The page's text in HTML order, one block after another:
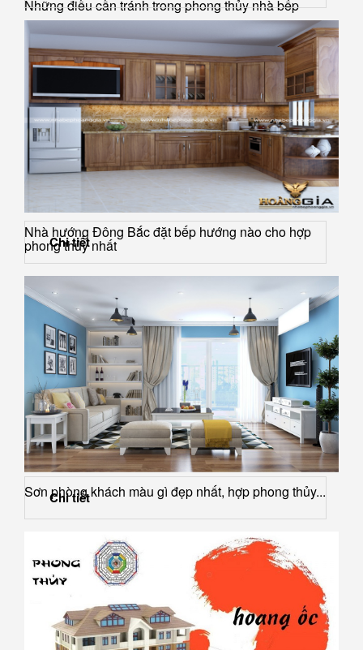
Những điều cần tránh trong phong thủy nhà bếp
Nhà hướng Đông Bắc đặt bếp hướng nào cho hợp
phong thủy nhất
Chi tiết
Sơn phòng khách màu gì đẹp nhất, hợp phong thủy...
Chi tiết